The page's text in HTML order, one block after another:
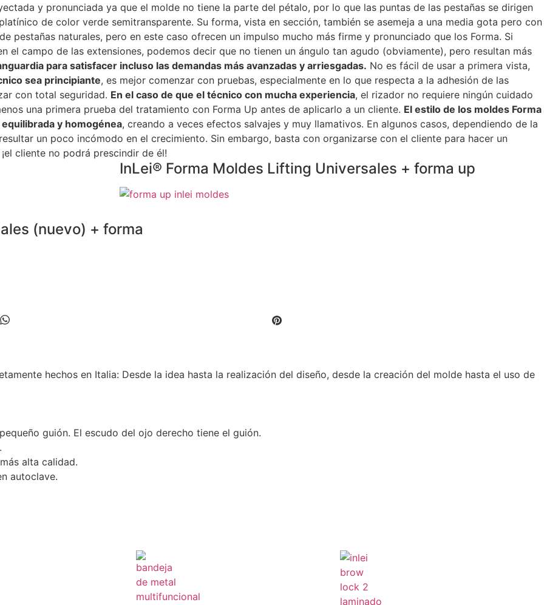
y pronunciada ya que el molde no tiene la parte del pétalo, por lo que las puntas de las pestañas se dirigen
de color verde semitransparente. Su forma, vista en sección, también se asemeja a una media gota pero con
pestañas naturales, pero en este caso ofrecen un impulso mucho más firme y pronunciado que los Forma. Si
el campo de las extensiones, podemos decir que no tienen un ángulo tan agudo (obviamente), pero resultan más
para satisfacer incluso las demandas más avanzadas y arriesgadas. No es fácil de usar a primera vista,
sea principiante, es mejor comenzar con pruebas, especialmente en lo que respecta a la adhesión de las
con total seguridad. En el caso de que el técnico con mucha experiencia, el rizador no requiere ningún cuidado
una primera prueba del tratamiento con Forma Up antes de aplicarlo a un cliente. El estilo de los moldes Forma
y homogénea, creando a veces efectos salvajes y muy llamativos. En algunos casos, dependiendo de la
un poco incómodo en el crecimiento. Sin embargo, basta con organizarse con el cliente para hacer un
cliente no podrá prescindir de él!
InLei® Forma Moldes Lifting Universales + forma up
(nuevo) + forma
hechos en Italia: Desde la idea hasta la realización del diseño, desde la creación del molde hasta el uso de
guión. El escudo del ojo derecho tiene el guión.
alta calidad.
autoclave.